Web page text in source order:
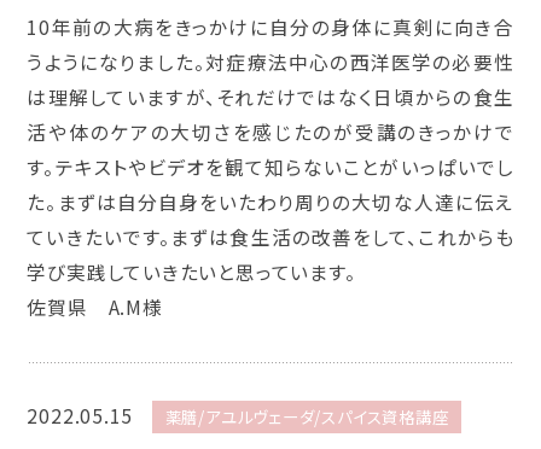
10年前の大病をきっかけに自分の身体に真剣に向き合
うようになりました。対症療法中心の西洋医学の必要性
は理解していますが、それだけではなく日頃からの食生
活や体のケアの大切さを感じたのが受講のきっかけで
す。テキストやビデオを観て知らないことがいっぱいでし
た。まずは自分自身をいたわり周りの大切な人達に伝え
ていきたいです。まずは食生活の改善をして、これからも
学び実践していきたいと思っています。
佐賀県 A.M様
2022.05.15 薬膳/アユルヴェーダ/スパイス資格講座